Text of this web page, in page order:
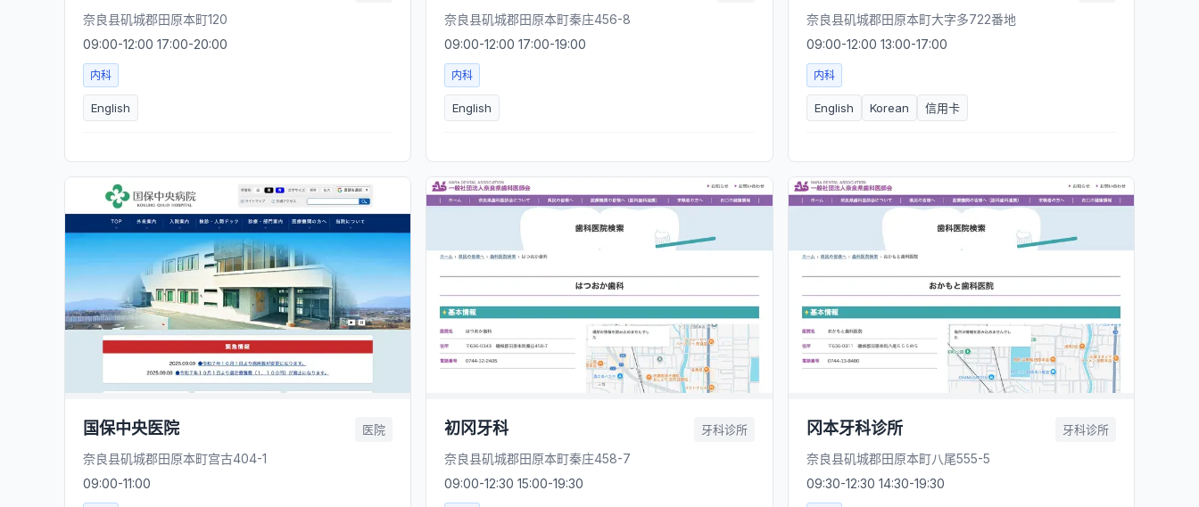
奈良县矶城郡田原本町120
09:00-12:00 17:00-20:00
内科
English
奈良县矶城郡田原本町秦庄456-8
09:00-12:00 17:00-19:00
内科
English
奈良县矶城郡田原本町大字多722番地
09:00-12:00 13:00-17:00
内科
English Korean 信用卡
国保中央医院 医院
奈良县矶城郡田原本町宫古404-1
09:00-11:00
初冈牙科 牙科诊所
奈良县矶城郡田原本町秦庄458-7
09:00-12:30 15:00-19:30
冈本牙科诊所 牙科诊所
奈良县矶城郡田原本町八尾555-5
09:30-12:30 14:30-19:30